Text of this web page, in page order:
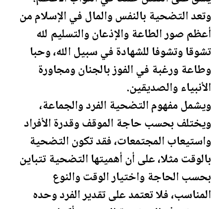
وتعد التضحية بالنفس والمالفي الإسلام من
أعظم صور الطاعة والإذعان والتسليم لله
تشوقا وتشوفا للشهادة في سبيل الله، وحبا
وطاعة ورغبة في الفوز بالجنان ومجاورة
الأنبياء والصديقين.
ويشمل مفهوم التضحية الفرد والجماعة،
ويختلف بحسب حاجة الموقف وقدرة الأفراد
واستيعاب المجتمعات، فقد تكون التضحية
بالوقت مثلا، على أن أهميتها التضحية تتباين
بحسب الحاجة واختيار الوقت والنوع
المناسب، فلا تعتمد على تقدير الفرد وحده